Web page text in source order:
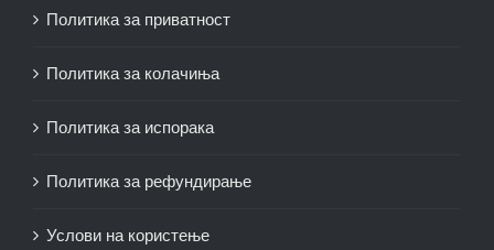
Политика за приватност
Политика за колачиња
Политика за испорака
Политика за рефундирање
Услови на користење